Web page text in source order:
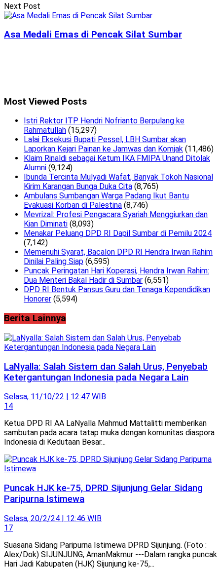
Next Post
Asa Medali Emas di Pencak Silat Sumbar
Most Viewed Posts
Istri Rektor ITP Hendri Nofrianto Berpulang ke
Rahmatullah (15,297)
Lalai Eksekusi Bupati Pessel, LBH Sumbar akan
Laporkan Kejari Painan ke Jamwas dan Komjak (11,486)
Klaim Rinaldi sebagai Ketum IKA FMIPA Unand Ditolak
Alumni (9,124)
Ibunda Tercinta Mulyadi Wafat, Banyak Tokoh Nasional
Kirim Karangan Bunga Duka Cita (8,765)
Ambulans Sumbangan Warga Padang Ikut Bantu
Evakuasi Korban di Palestina (8,746)
Mevrizal: Profesi Pengacara Syariah Menggiurkan dan
Kian Diminati (8,093)
Menakar Peluang DPD RI Dapil Sumbar di Pemilu 2024
(7,142)
Memenuhi Syarat, Bacalon DPD RI Hendra Irwan Rahim
Dinilai Paling Siap (6,595)
Puncak Peringatan Hari Koperasi, Hendra Irwan Rahim:
Dua Menteri Bakal Hadir di Sumbar (6,551)
DPD RI Bentuk Pansus Guru dan Tenaga Kependidikan
Honorer (5,594)
Berita Lainnya
LaNyalla: Salah Sistem dan Salah Urus, Penyebab
Ketergantungan Indonesia pada Negara Lain
Selasa, 11/10/22 | 12:47 WIB
14
Ketua DPD RI AA LaNyalla Mahmud Mattalitti memberikan
sambutan pada acara tatap muka dengan komunitas diaspora
Indonesia di Kedutaan Besar...
Puncak HJK ke-75, DPRD Sijunjung Gelar Sidang
Paripurna Istimewa
Selasa, 20/2/24 | 12:46 WIB
17
Suasana Sidang Paripurna Istimewa DPRD Sijunjung. (Foto :
Alex/Dok) SIJUNJUNG, AmanMakmur ---Dalam rangka puncak
Hari Jadi Kabupaten (HJK) Sijunjung ke-75,...